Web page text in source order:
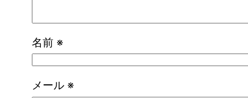
名前 ※
メール ※